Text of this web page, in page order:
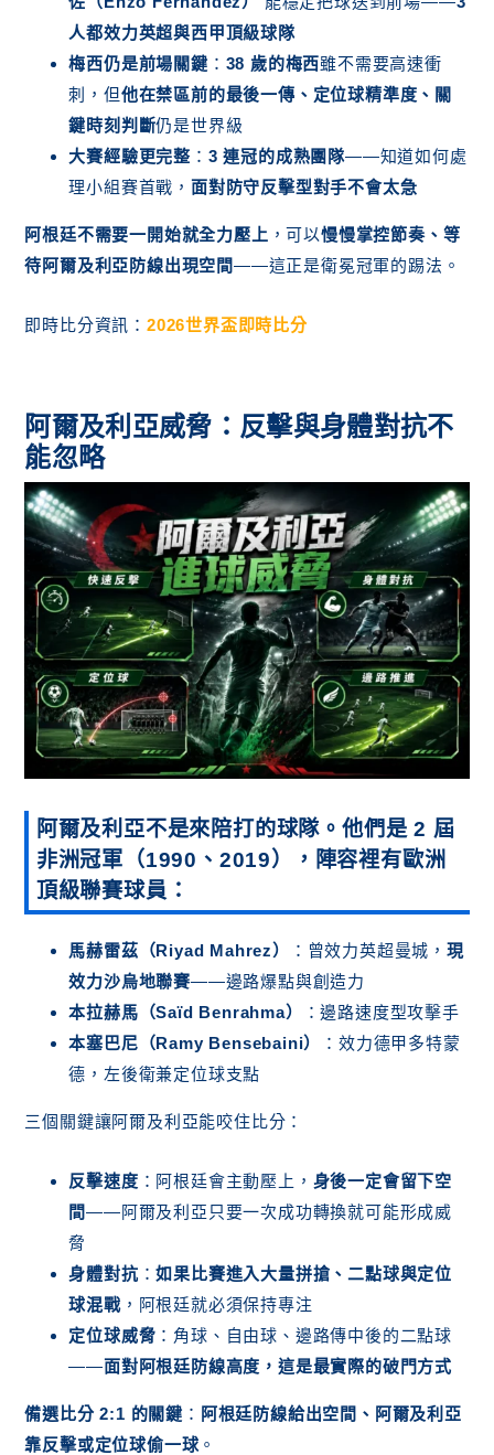
人都效力英超與西甲頂級球隊
梅西仍是前場關鍵 ： 38 歲的梅西雖不需要高速衝
刺，但他在禁區前的最後一傳、定位球精準度、關
鍵時刻判斷仍是世界級
大賽經驗更完整 ： 3 連冠的成熟團隊——知道如何處
理小組賽首戰， 面對防守反擊型對手不會太急
阿根廷不需要一開始就全力壓上 ，可以慢慢掌控節奏、等
待阿爾及利亞防線出現空間——這正是衛冕冠軍的踢法。
即時比分資訊： 2026世界盃即時比分
阿爾及利亞威脅：反擊與身體對抗不
能忽略
阿爾及利亞不是來陪打的球隊。 他們是 2 屆
非洲冠軍（1990、2019）
， 陣容裡有歐洲
頂級聯賽球員 ：
馬赫雷茲（Riyad Mahrez） ：曾效力英超曼城， 現
效力沙烏地聯賽——邊路爆點與創造力
本拉赫馬（Saïd Benrahma）
：邊路速度型攻擊手
本塞巴尼（Ramy Bensebaini）
：效力德甲多特蒙
德，左後衛兼定位球支點
三個關鍵讓阿爾及利亞能咬住比分：
反擊速度 ：阿根廷會主動壓上， 身後一定會留下空
間——阿爾及利亞只要一次成功轉換就可能形成威
脅
身體對抗 ：如果比賽進入大量拼搶、二點球與定位
球混戰，阿根廷就必須保持專注
定位球威脅 ：角球、自由球、邊路傳中後的二點球
——面對阿根廷防線高度，這是最實際的破門方式
備選比分 2:1 的關鍵 ： 阿根廷防線給出空間、阿爾及利亞
靠反擊或定位球偷一球 。